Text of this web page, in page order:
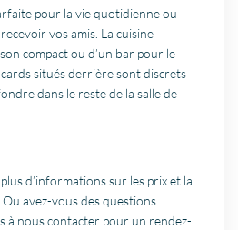
pour la vie quotidienne ou
vos amis. La cuisine
compact ou d’un bar pour le
situés derrière sont discrets
dans le reste de la salle de
d’informations sur les prix et la
avez-vous des questions
à nous contacter pour un rendez-